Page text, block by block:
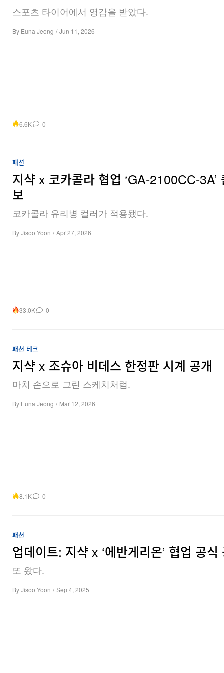
스포츠 타이어에서 영감을 받았다.
By Euna Jeong / Jun 11, 2026
6.6K 0
패션
지샥 x 코카콜라 협업 ‘GA-2100CC-3A’
보
코카콜라 유리병 컬러가 적용됐다.
ByJisoo Yoon / Apr 27, 2026
33.0K 0
패션 테크
지샥 x 조슈아 비데스 한정판 시계 공개
마치 손으로 그린 스케치처럼.
By Euna Jeong / Mar 12, 2026
8.1K 0
패션
업데이트: 지샥 x ‘에반게리온’ 협업 공식
또 왔다.
ByJisoo Yoon / Sep 4, 2025